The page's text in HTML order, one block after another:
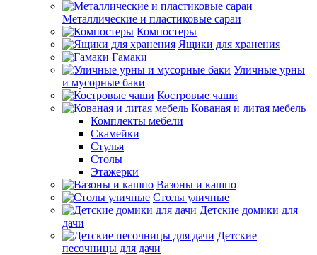
Металлические и пластиковые сараи
Компостеры
Ящики для хранения
Гамаки
Уличные урны
и мусорные баки
Костровые чаши
Кованая и литая мебель
Комплекты мебели
Скамейки
Стулья
Столы
Этажерки
Вазоны и кашпо
Столы уличные
Детские домики для
дачи
Детские
песочницы для дачи